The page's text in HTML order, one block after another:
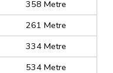
358 Metre
261 Metre
334 Metre
534 Metre